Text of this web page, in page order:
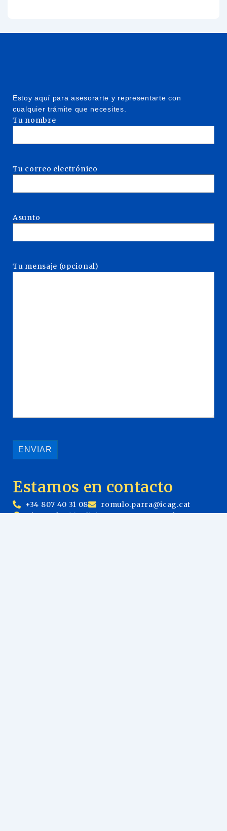
Estoy aquí para asesorarte y representarte con
cualquier trámite que necesites.
Tu nombre
Tu correo electrónico
Asunto
Tu mensaje (opcional)
Estamos en contacto
+34 807 40 31 08
romulo.parra@icag.cat
C/ Aragó, 366 Oficina 24, 08009, Barcelona